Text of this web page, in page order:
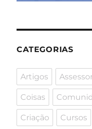
CATEGORIAS
Artigos
Coisas
Criação Cursos